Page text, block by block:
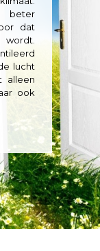
beter
dat
lucht
alleen
ook